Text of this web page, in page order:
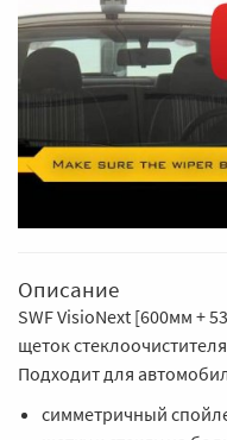
Описание
SWF VisioNext [600мм +
щеток
Подходит для
симметричный